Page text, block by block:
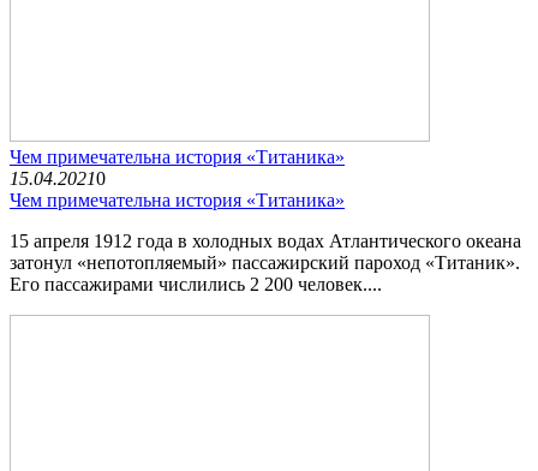
Чем примечательна история «Титаника»
15.04.20210
Чем примечательна история «Титаника»
15 апреля 1912 года в холодных водах Атлантического океана
затонул «непотопляемый» пассажирский пароход «Титаник».
Его пассажирами числились 2 200 человек....